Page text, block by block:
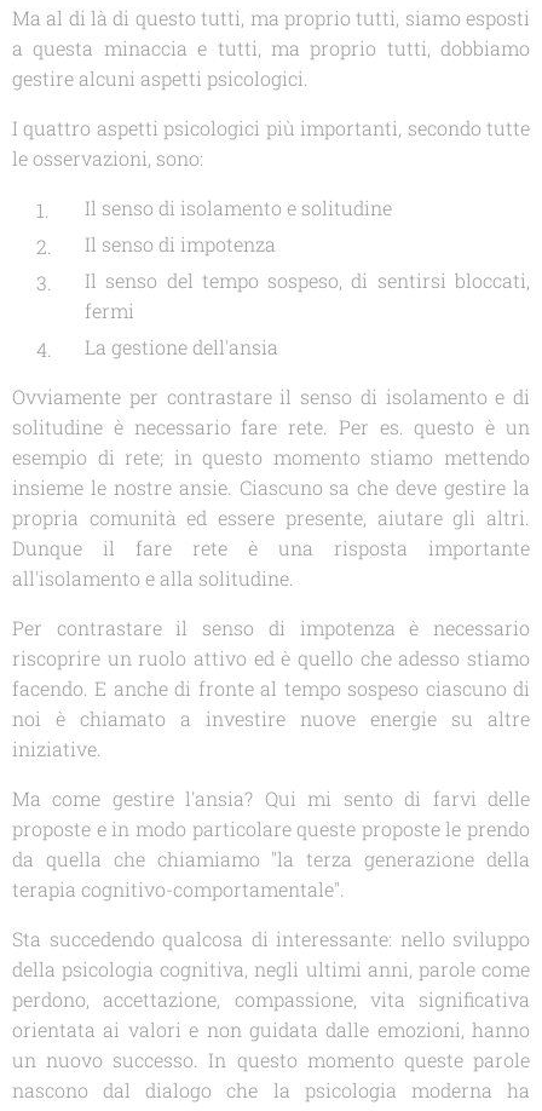
Ma al di là di questo tutti, ma proprio tutti, siamo esposti
a questa minaccia e tutti, ma proprio tutti, dobbiamo
gestire alcuni aspetti psicologici.
I quattro aspetti psicologici più importanti, secondo tutte
le osservazioni, sono:
Il senso di isolamento e solitudine
Il senso di impotenza
Il senso del tempo sospeso, di sentirsi bloccati,
fermi
La gestione dell'ansia
Ovviamente per contrastare il senso di isolamento e di
solitudine è necessario fare rete. Per es. questo è un
esempio di rete; in questo momento stiamo mettendo
insieme le nostre ansie. Ciascuno sa che deve gestire la
propria comunità ed essere presente, aiutare gli altri.
Dunque il fare rete è una risposta importante
all'isolamento e alla solitudine.
Per contrastare il senso di impotenza è necessario
riscoprire un ruolo attivo ed è quello che adesso stiamo
facendo. E anche di fronte al tempo sospeso ciascuno di
noi è chiamato a investire nuove energie su altre
iniziative.
Ma come gestire l'ansia? Qui mi sento di farvi delle
proposte e in modo particolare queste proposte le prendo
da quella che chiamiamo "la terza generazione della
terapia cognitivo-comportamentale".
Sta succedendo qualcosa di interessante: nello sviluppo
della psicologia cognitiva, negli ultimi anni, parole come
perdono, accettazione, compassione, vita significativa
orientata ai valori e non guidata dalle emozioni, hanno
un nuovo successo. In questo momento queste parole
nascono dal dialogo che la psicologia moderna ha